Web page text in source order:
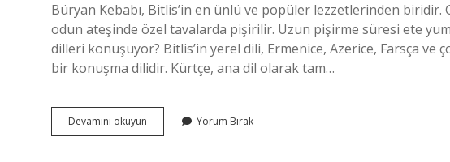
Büryan Kebabı, Bitlis’in en ünlü ve popüler lezzetlerinden biridir.
odun ateşinde özel tavalarda pişirilir. Uzun pişirme süresi ete
dilleri konuşuyor? Bitlis’in yerel dili, Ermenice, Azerice, Farsça
bir konuşma dilidir. Kürtçe, ana dil olarak tam…
Devamını okuyun
Hangi
Yorum Bırak